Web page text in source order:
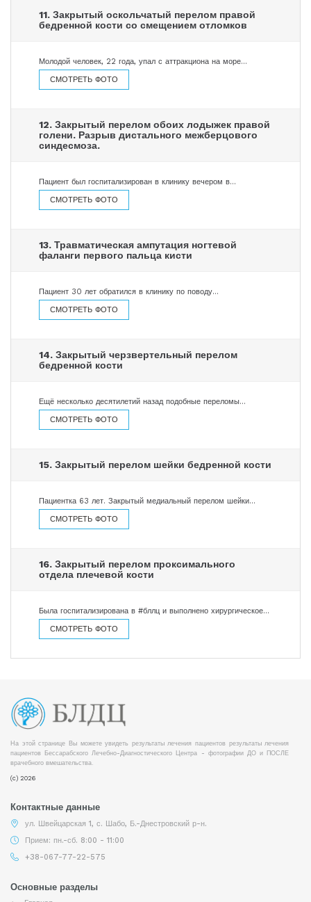
11. Закрытый оскольчатый перелом правой
бедренной кости со смещением отломков
Молодой человек, 22 года, упал с аттракциона на море…
СМОТРЕТЬ ФОТО
12. Закрытый перелом обоих лодыжек правой
голени. Разрыв дистального межберцового
синдесмоза.
Пациент был госпитализирован в клинику вечером в…
СМОТРЕТЬ ФОТО
13. Травматическая ампутация ногтевой
фаланги первого пальца кисти
Пациент 30 лет обратился в клинику по поводу…
СМОТРЕТЬ ФОТО
14. Закрытый черзвертельный перелом
бедренной кости
Ещё несколько десятилетий назад подобные переломы…
СМОТРЕТЬ ФОТО
15. Закрытый перелом шейки бедренной кости
Пациентка 63 лет. Закрытый медиальный перелом шейки…
СМОТРЕТЬ ФОТО
16. Закрытый перелом проксимального
отдела плечевой кости
Была госпитализирована в #бллц и выполнено хирургическое…
СМОТРЕТЬ ФОТО
На этой странице Вы можете увидеть результаты лечения пациентов результаты лечения
пациентов Бессарабского Лечебно-Диагностического Центра - фотографии ДО и ПОСЛЕ
врачебного вмешательства.
(c) 2026
Контактные данные
ул. Швейцарская 1, с. Шабо, Б.-Днестровский р-н.
Прием: пн.-сб. 8:00 - 11:00
+38-067-77-22-575
Основные разделы